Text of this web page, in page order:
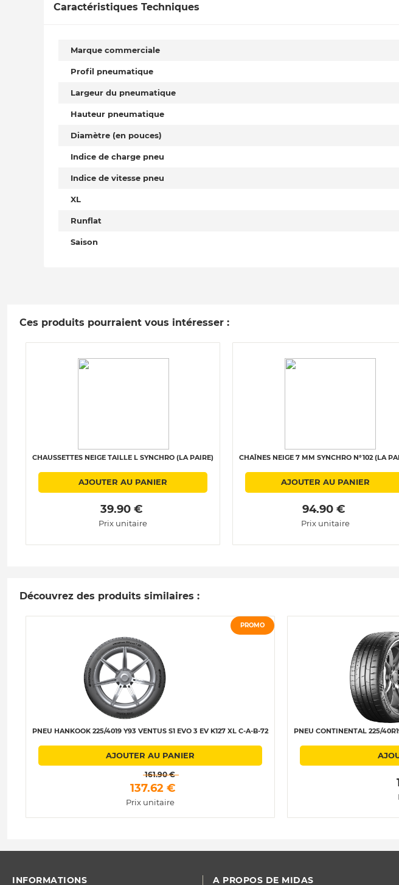
Caractéristiques Techniques
Marque commerciale
Profil pneumatique
Largeur du pneumatique
Hauteur pneumatique
Diamètre (en pouces)
Indice de charge pneu
Indice de vitesse pneu
XL
Runflat
Saison
Ces produits pourraient vous intéresser :
CHAUSSETTES NEIGE TAILLE L SYNCHRO (LA PAIRE)
AJOUTER AU PANIER
39.90 €
Prix unitaire
CHAÎNES NEIGE 7 MM SYNCHRO N°102 (LA
AJOUTER AU PANIER
94.90 €
Prix unitaire
Découvrez des produits similaires :
PROMO
PNEU HANKOOK 225/4019 Y93 VENTUS S1 EVO 3 EV K127 XL C-A-B-72
AJOUTER AU PANIER
161.90 €
137.62 €
Prix unitaire
PNEU CONTINENTAL 225/
INFORMATIONS A PROPOS DE MIDAS